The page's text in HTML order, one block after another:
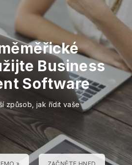
Business
Software
způsob, jak řídit vaše